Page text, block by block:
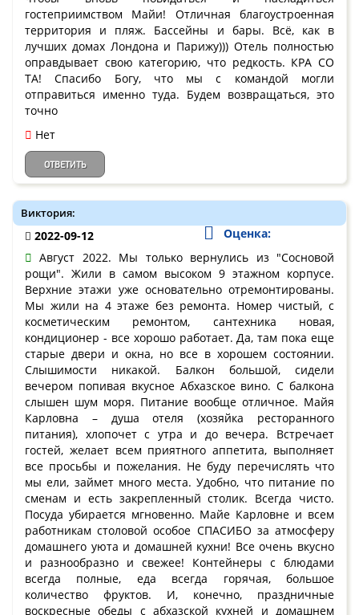
гостеприимством Майи! Отличная благоустроенная
территория и пляж. Бассейны и бары. Всё, как в
лучших домах Лондона и Парижу))) Отель полностью
оправдывает свою категорию, что редкость. КРА СО
ТА! Спасибо Богу, что мы с командой могли
отправиться именно туда. Будем возвращаться, это
точно
Нет
ОТВЕТИТЬ
Виктория:
2022-09-12
Оценка:
Август 2022. Мы только вернулись из "Сосновой
рощи". Жили в самом высоком 9 этажном корпусе.
Верхние этажи уже основательно отремонтированы.
Мы жили на 4 этаже без ремонта. Номер чистый, с
косметическим ремонтом, сантехника новая,
кондиционер - все хорошо работает. Да, там пока еще
старые двери и окна, но все в хорошем состоянии.
Слышимости никакой. Балкон большой, сидели
вечером попивая вкусное Абхазское вино. С балкона
слышен шум моря. Питание вообще отличное. Майя
Карловна – душа отеля (хозяйка ресторанного
питания), хлопочет с утра и до вечера. Встречает
гостей, желает всем приятного аппетита, выполняет
все просьбы и пожелания. Не буду перечислять что
мы ели, займет много места. Удобно, что питание по
сменам и есть закрепленный столик. Всегда чисто.
Посуда убирается мгновенно. Майе Карловне и всем
работникам столовой особое СПАСИБО за атмосферу
домашнего уюта и домашней кухни! Все очень вкусно
и разнообразно и свежее! Контейнеры с блюдами
всегда полные, еда всегда горячая, большое
количество фруктов. И, конечно, праздничные
воскресные обеды с абхазской кухней и домашнем